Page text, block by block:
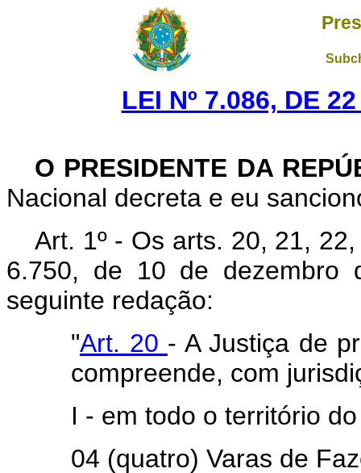
LEI Nº 7.086, DE
O PRESIDENTE DA
Nacional decreta e eu
Art. 1º - Os arts. 20, 21,
6.750, de 10 de dezembro
seguinte redação:
"Art. 20 - A Justiça de
compreende, com
I - em todo o território
04 (quatro) Varas de